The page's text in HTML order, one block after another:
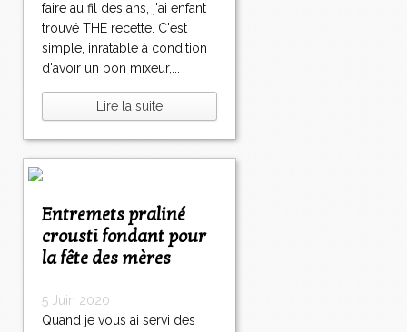
faire au fil des ans, j'ai enfant
trouvé THE recette. C'est
simple, inratable à condition
d'avoir un bon mixeur,...
Lire la suite
Entremets praliné
crousti fondant pour
la fête des mères
5 Juin 2020
Quand je vous ai servi des